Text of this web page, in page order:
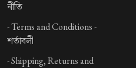
নীতি
-Terms and Conditions -
শর্তাবলী
-Shipping, Returns and